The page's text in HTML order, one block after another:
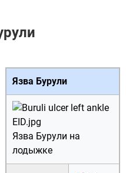
Язва Бурули
Язва Бурули на
лодыжке